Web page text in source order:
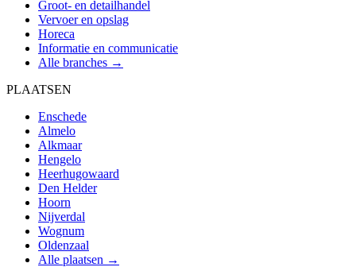
Groot- en detailhandel
Vervoer en opslag
Horeca
Informatie en communicatie
Alle branches →
PLAATSEN
Enschede
Almelo
Alkmaar
Hengelo
Heerhugowaard
Den Helder
Hoorn
Nijverdal
Wognum
Oldenzaal
Alle plaatsen →